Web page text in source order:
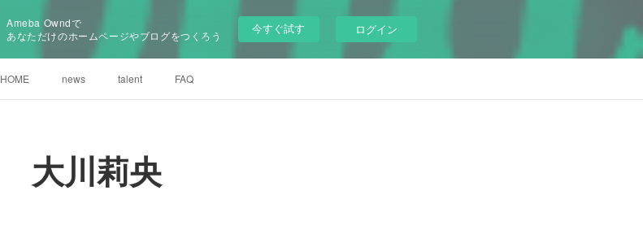
Ameba Owndで
あなただけのホームページやブログをつくろう
今すぐ試す ログイン
HOME news talent FAQ
大川莉央